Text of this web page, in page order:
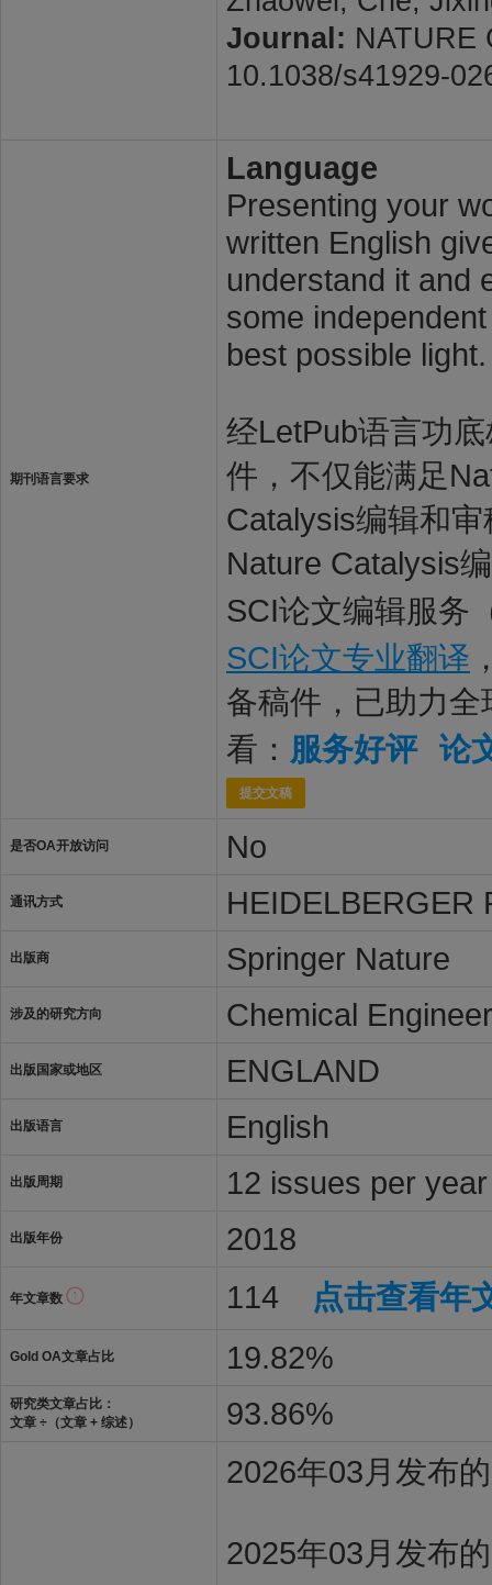
Journal: NATURE
10.1038/s41929-
期刊语言要求
Language
Presenting your
written English
understand it and
some
best possible light.
经LetPub语言功
件，不仅能满足
Catalysis编辑和
Nature Catalysis
SCI论文编辑服务
SCI论文专业翻译
备稿件，已助力
看： 服务好评 论
提交文稿
是否OA开放访问 No
通讯方式 HEIDELBERGER
出版商 Springer Nature
涉及的研究方向 Chemical
出版国家或地区 ENGLAND
出版语言 English
出版周期 12 issues per year
出版年份 2018
年文章数 114 点击查看年
Gold OA文章占比 19.82%
研究类文章占比：
文章 ÷（文章 + 综述）
93.86%
2026年03月发布
2025年03月发布